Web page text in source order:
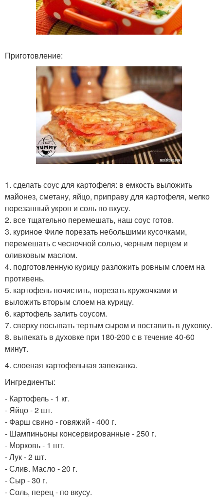
Приготовление:
1. сделать соус для картофеля: в емкость выложить
майонез, сметану, яйцо, приправу для картофеля, мелко
порезанный укроп и соль по вкусу.
2. все тщательно перемешать, наш соус готов.
3. куриное Филе порезать небольшими кусочками,
перемешать с чесночной солью, черным перцем и
оливковым маслом.
4. подготовленную курицу разложить ровным слоем на
противень.
5. картофель почистить, порезать кружочками и
выложить вторым слоем на курицу.
6. картофель залить соусом.
7. сверху посыпать тертым сыром и поставить в духовку.
8. выпекать в духовке при 180-200 с в течение 40-60
минут.
4. слоеная картофельная запеканка.
Ингредиенты:
- Картофель - 1 кг.
- Яйцо - 2 шт.
- Фарш свино - говяжий - 400 г.
- Шампиньоны консервированные - 250 г.
- Морковь - 1 шт.
- Лук - 2 шт.
- Слив. Масло - 20 г.
- Сыр - 30 г.
- Соль, перец - по вкусу.